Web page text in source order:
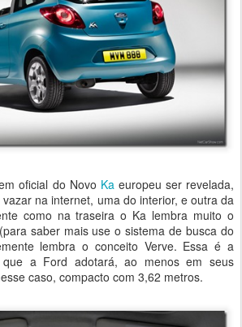
oficial do Novo Kaeuropeu ser revelada,
na internet, uma do interior, e outra da
como na traseira o Ka lembra muito o
saber mais use o sistema de busca do
lembra o conceito Verve. Essa é a
a Ford adotará, ao menos em seus
caso, compacto com 3,62 metros.